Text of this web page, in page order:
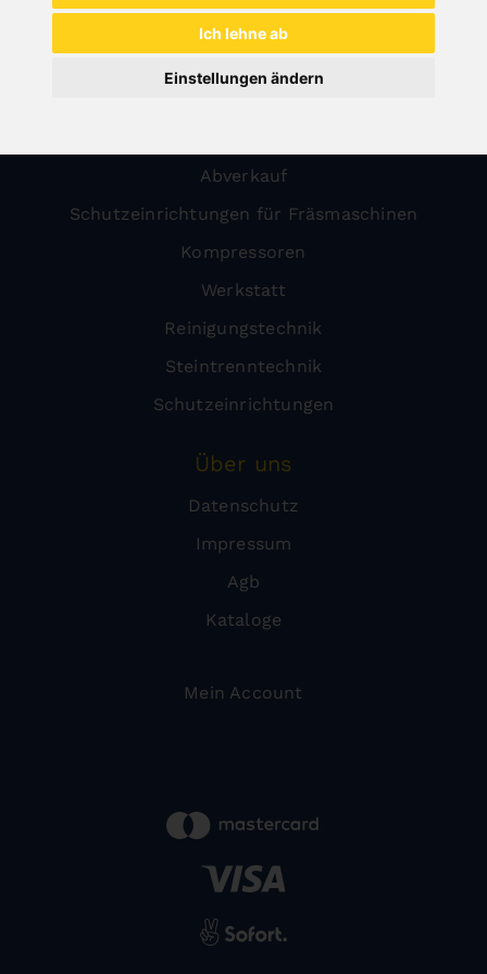
Ich lehne ab
Einstellungen ändern
Holz
Abverkauf
Schutzeinrichtungen für Fräsmaschinen
Kompressoren
Werkstatt
Reinigungstechnik
Steintrenntechnik
Schutzeinrichtungen
Über uns
Datenschutz
Impressum
Agb
Kataloge
Mein Account